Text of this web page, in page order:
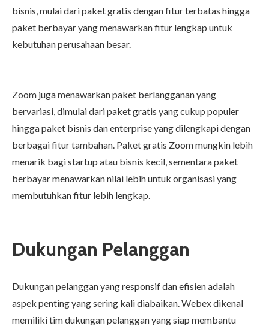
bisnis, mulai dari paket gratis dengan fitur terbatas hingga
paket berbayar yang menawarkan fitur lengkap untuk
kebutuhan perusahaan besar.
Zoom juga menawarkan paket berlangganan yang
bervariasi, dimulai dari paket gratis yang cukup populer
hingga paket bisnis dan enterprise yang dilengkapi dengan
berbagai fitur tambahan. Paket gratis Zoom mungkin lebih
menarik bagi startup atau bisnis kecil, sementara paket
berbayar menawarkan nilai lebih untuk organisasi yang
membutuhkan fitur lebih lengkap.
Dukungan Pelanggan
Dukungan pelanggan yang responsif dan efisien adalah
aspek penting yang sering kali diabaikan. Webex dikenal
memiliki tim dukungan pelanggan yang siap membantu